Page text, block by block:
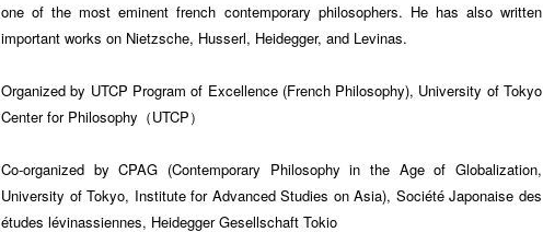
one of the most eminent french contemporary philosophers. He has also written
important works on Nietzsche, Husserl, Heidegger, and Levinas.
Organized by UTCP Program of Excellence (French Philosophy), University of Tokyo
Center for Philosophy（UTCP）
Co-organized by CPAG (Contemporary Philosophy in the Age of Globalization,
University of Tokyo, Institute for Advanced Studies on Asia), Société Japonaise des
études lévinassiennes, Heidegger Gesellschaft Tokio